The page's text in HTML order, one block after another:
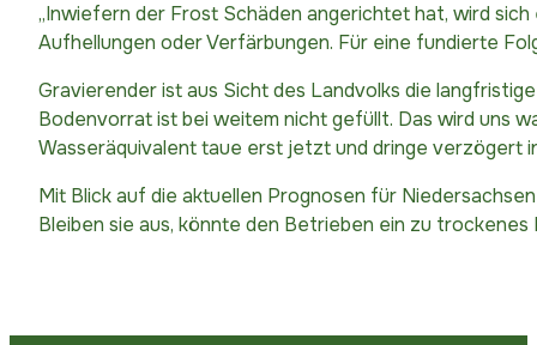
„Inwiefern der Frost Schäden angerichtet hat, wird
Aufhellungen oder Verfärbungen. Für eine fundierte
Gravierender ist aus Sicht des Landvolks die
Bodenvorrat ist bei weitem nicht gefüllt. Das wird uns
Wasseräquivalent taue erst jetzt und dringe verzögert
Mit Blick auf die aktuellen Prognosen für
Bleiben sie aus, könnte den Betrieben ein zu